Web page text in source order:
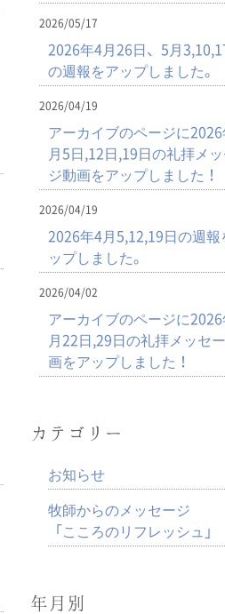
2026/05/17
2026年4月26日、5月
の週報をアップしました。
2026/04/19
アーカイブのページに
月5日,12日,19日の礼拝メ
ジ動画をアップしました！
2026/04/19
2026年4月5,12,19日の週報
ップしました。
2026/04/02
アーカイブのページに
月22日,29日の礼拝メッセ
画をアップしました！
カテゴリー
お知らせ
牧師からのメッセージ
「こころのリフレッシュ」
年月別